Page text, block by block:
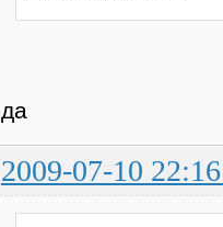
да
2009-07-10